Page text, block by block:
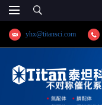
yhx@titansci.com